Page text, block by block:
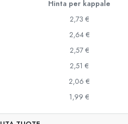
Hinta per kappale
2,73 €
2,64 €
2,57 €
2,51 €
2,06 €
1,99 €